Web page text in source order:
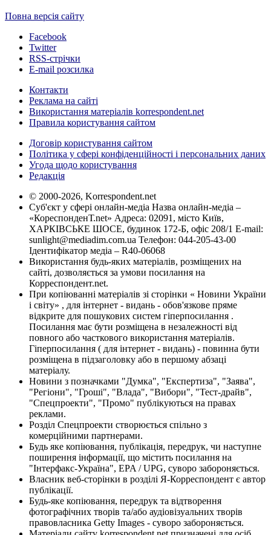
Повна версія сайту
Facebook
Twitter
RSS-стрічки
E-mail розсилка
Контакти
Реклама на сайті
Використання матеріалів korrespondent.net
Правила користування сайтом
Договір користування сайтом
Політика у сфері конфіденційності і персональних даних
Угода щодо користування
Редакція
© 2000-2026, Korrespondent.net
Суб'єкт у сфері онлайн-медіа Назва онлайн-медіа –
«КореспонденТ.net» Адреса: 02091, місто Київ,
ХАРКІВСЬКЕ ШОСЕ, будинок 172-Б, офіс 208/1 E-mail:
sunlight@mediadim.com.ua Телефон: 044-205-43-00
Ідентифікатор медіа – R40-06068
Використання будь-яких матеріалів, розміщених на
сайті, дозволяється за умови посилання на
Корреспондент.net.
При копіюванні матеріалів зі сторінки « Новини України
і світу» , для інтернет - видань - обов'язкове пряме
відкрите для пошукових систем гіперпосилання .
Посилання має бути розміщена в незалежності від
повного або часткового використання матеріалів.
Гіперпосилання ( для інтернет - видань) - повинна бути
розміщена в підзаголовку або в першому абзаці
матеріалу.
Новини з позначками "Думка", "Експертиза", "Заява",
"Регіони", "Гроші", "Влада", "Вибори", "Тест-драйв",
"Спецпроекти", "Промо" публікуються на правах
реклами.
Розділ Спецпроекти створюється спільно з
комерційними партнерами.
Будь яке копіювання, публікація, передрук, чи наступне
поширення інформації, що містить посилання на
"Інтерфакс-Україна", EPA / UPG, суворо забороняється.
Власник веб-сторінки в розділі Я-Корреспондент є автор
публікації.
Будь-яке копіювання, передрук та відтворення
фотографічних творів та/або аудіовізуальних творів
правовласника Getty Images - суворо забороняється.